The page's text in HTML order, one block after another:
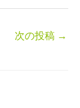
次の投稿 →